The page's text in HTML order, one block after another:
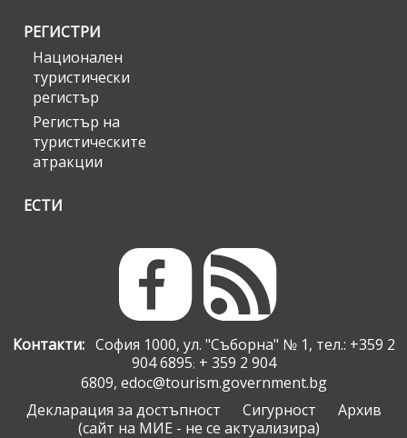
РЕГИСТРИ
Национален
туристически
регистър
Регистър на
туристическите
атракции
ЕСТИ
Контакти:София 1000, ул. "Съборна" № 1, тел.: +359 2
904 6895; + 359 2 904
6809, edoc@tourism.government.bg
Декларация за достъпност
Сигурност
Архив
(сайт на МИЕ - не се актуализира)